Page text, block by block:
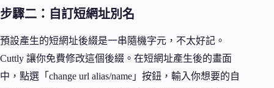
步驟二：自訂短網址別名
預設產生的短網址後綴是一串隨機字元，不太好記。
Cuttly 讓你免費修改這個後綴。在短網址產生後的畫面
中，點選「change url alias/name」按鈕，輸入你想要的自